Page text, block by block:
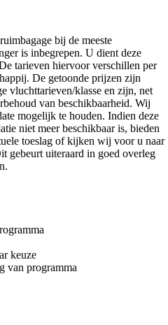
bij de meeste
is inbegrepen. U dient deze
tarieven hiervoor verschillen per
De getoonde prijzen zijn
vluchttarieven/klasse en zijn, net
van beschikbaarheid. Wij
mogelijk te houden. Indien deze
niet meer beschikbaar is, bieden
toeslag of kijken wij voor u naar
gebeurt uiteraard in goed overleg
keuze
van programma